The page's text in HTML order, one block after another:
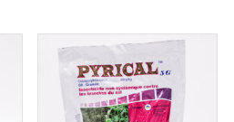
000 CFA
à
13
000 CFA